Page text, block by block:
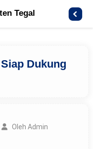
Tegal
Dukung
Oleh Admin